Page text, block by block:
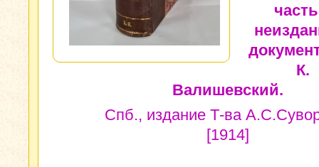
К.
Валишевский.
Спб., издание Т-ва
[1914]